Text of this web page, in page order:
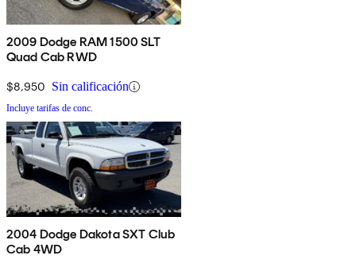
2009 Dodge RAM 1500 SLT
Quad Cab RWD
$8,950 Sin calificación
Incluye tarifas de conc.
2004 Dodge Dakota SXT Club
Cab 4WD